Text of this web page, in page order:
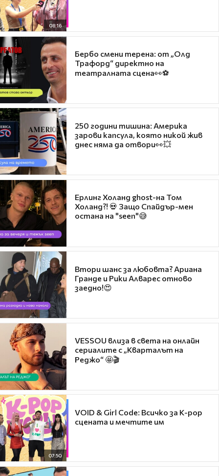
08:16
Бербо смени терена: от „Олд
Трафорд“ директно на
театралната сцена👀⚽
250 години тишина: Америка
зарови капсула, която никой жив
днес няма да отвори👀💥
Ерлинг Холанд ghost-на Том
Холанд?! 💀 Защо Спайдър-мен
остана на "seen"😅
Втори шанс за любовта? Ариана
Гранде и Рики Алварес отново
заедно!😍
VESSOU влиза в света на онлайн
сериалите с „Кварталът на
Реджо“ 🤩🎬
07:50
VOID & Girl Code: Всичко за K-pop
сцената и мечтите им